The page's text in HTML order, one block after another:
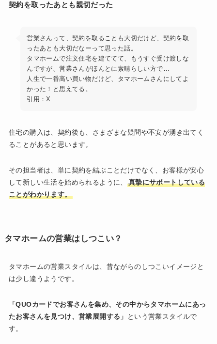
契約を取ったあとも親切だった
営業さんって、契約を取ることも大切だけど、契約を取
ったあとも大切だなーって思った話。
タマホームで注文住宅を建ててて、もうすぐ受け渡しな
んですが、営業さんがほんとに素晴らしい方で…
人生で一番高い買い物だけど、タマホームさんにしてよ
かった！と思えてる。
引用：X
住宅の購入は、契約後も、さまざまな疑問や不安が湧き出てく
ることがあると思います。
その担当者は、単に契約を結ぶことだけでなく、お客様が安心
して新しい生活を始められるように、
真摯にサポートしている
ことがわかります。
タマホームの営業はしつこい？
タマホームの営業スタイルは、昔ながらのしつこいイメージと
は少し違うようです。
「QUOカードでお客さんを集め、その中からタマホームにあっ
たお客さんを見つけ、営業展開する」
という営業スタイルで
す。